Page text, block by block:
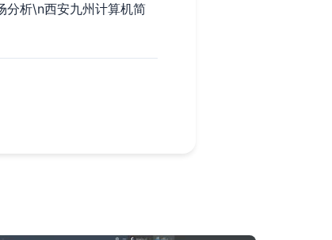
分析\n西安九州计算机简